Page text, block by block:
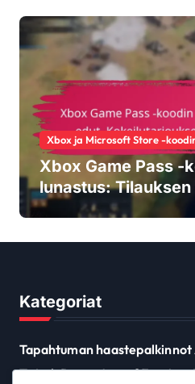
Xbox ja Microsoft Store -
Xbox Game Pass -
lunastus: Tilauksen
Kokeilutarjoukset,
Kategoriat
Tapahtuman haastepalkinnot
Twitch Drops Age of Empires